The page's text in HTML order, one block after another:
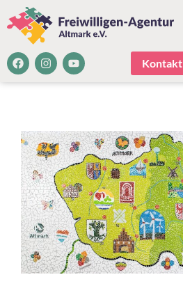
Kontakt